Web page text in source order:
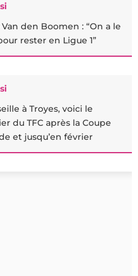
Van den Boomen : “On a le
rester en Ligue 1”
à Troyes, voici le
du TFC après la Coupe
et jusqu’en février